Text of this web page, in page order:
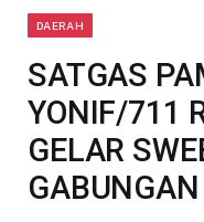
DAERAH
SATGAS
YONIF/711
GELAR
GABUNGAN